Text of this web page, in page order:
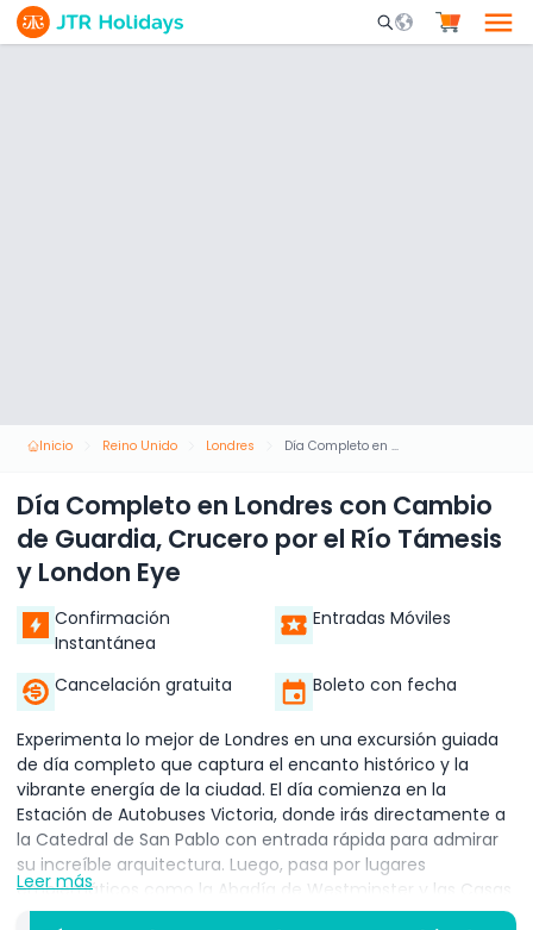
Mobile Search
Inicio Reino Unido Londres Día Completo en Londres con Cambio de Guardia, Crucero por el Río Támesis y London Eye
Día Completo en Londres con Cambio
de Guardia, Crucero por el Río Támesis
y London Eye
Confirmación
Instantánea
Entradas Móviles
Cancelación gratuita Boleto con fecha
Experimenta lo mejor de Londres en una excursión guiada
de día completo que captura el encanto histórico y la
vibrante energía de la ciudad. El día comienza en la
Estación de Autobuses Victoria, donde irás directamente a
la Catedral de San Pablo con entrada rápida para admirar
su increíble arquitectura. Luego, pasa por lugares
emblemáticos como la Abadía de Westminster y las Casas
del Parlamento mientras tu guía experto comparte
Leer más